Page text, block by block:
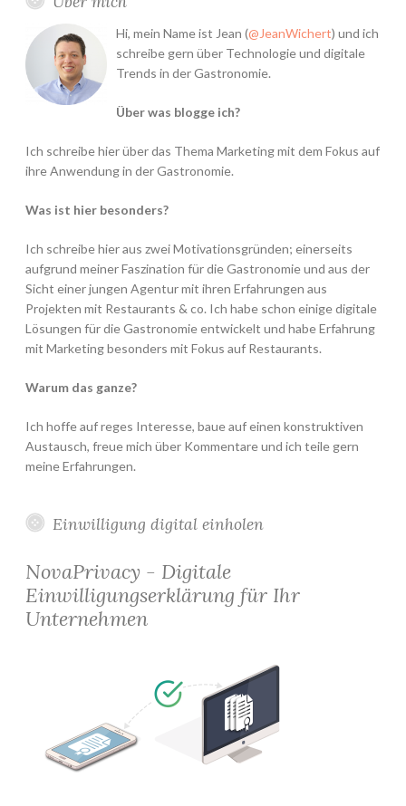
Hi, mein Name ist Jean (@JeanWichert) und ich
schreibe gern über Technologie und digitale
Trends in der Gastronomie.
Über was blogge ich?
Ich schreibe hier über das Thema Marketing mit dem Fokus auf
ihre Anwendung in der Gastronomie.
Was ist hier besonders?
Ich schreibe hier aus zwei Motivationsgründen; einerseits
aufgrund meiner Faszination für die Gastronomie und aus der
Sicht einer jungen Agentur mit ihren Erfahrungen aus
Projekten mit Restaurants & co. Ich habe schon einige digitale
Lösungen für die Gastronomie entwickelt und habe Erfahrung
mit Marketing besonders mit Fokus auf Restaurants.
Warum das ganze?
Ich hoffe auf reges Interesse, baue auf einen konstruktiven
Austausch, freue mich über Kommentare und ich teile gern
meine Erfahrungen.
Einwilligung digital einholen
NovaPrivacy - Digitale
Einwilligungserklärung für Ihr
Unternehmen